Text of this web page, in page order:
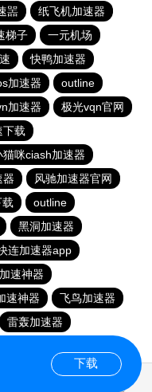
噐
纸飞机加速器
梯子
一元机场
快鸭加速器
加速器
outline
加速器
极光vqn官网
下载
猫咪ciash加速器
器
风驰加速器官网
载
outline
黑洞加速器
连加速器app
速神器
速神器
飞鸟加速器
雷轰加速器
下载